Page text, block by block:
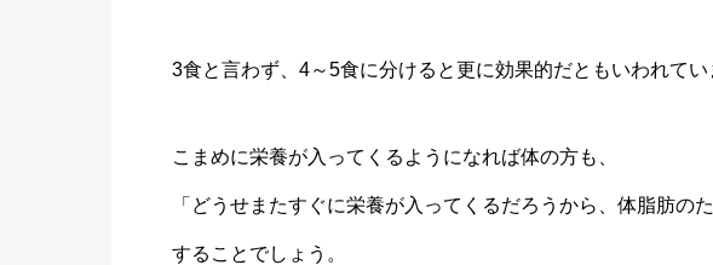
3食と言わず、4～5食に分けると更に効果的だともいわれてい
こまめに栄養が入ってくるようになれば体の方も、
「どうせまたすぐに栄養が入ってくるだろうから、体脂肪の
することでしょう。